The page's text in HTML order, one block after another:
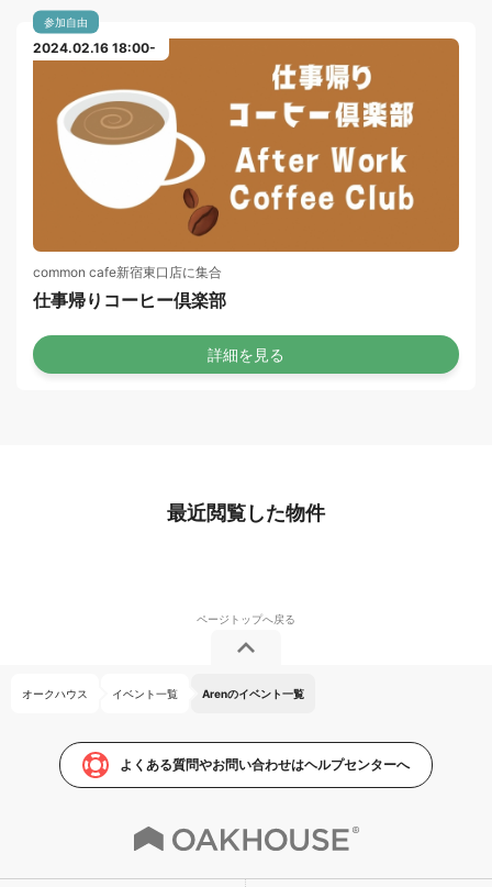
2024.02.16 18:00-
参加自由
common cafe新宿東口店に集合
仕事帰りコーヒー倶楽部
詳細を見る
最近閲覧した物件
オークハウス イベント一覧 Arenのイベント一覧
よくある質問やお問い合わせはヘルプセンターへ